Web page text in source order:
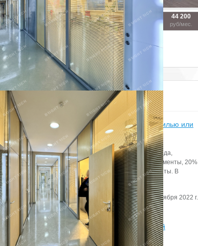
70 000
руб/мес. 200 м2
280 000
руб/мес. 26 м
44 200
руб/мес.
Показать похожие на eip.ru
завтрака «Апартаменты – альтернатива жилью или
продукт?» в Петербурге
Петербурга по итогам первого полугодия 2022 года,
4,6 тыс. юнитов, из них 70% — сервисные апартаменты, 20%
объекты и 5% — несервисные и элитные юниты. В
стали лидировать рекреационные апартаменты.
сайта Дата: 2 сентября 2022 г.
года в сегменте складской и индустриальной